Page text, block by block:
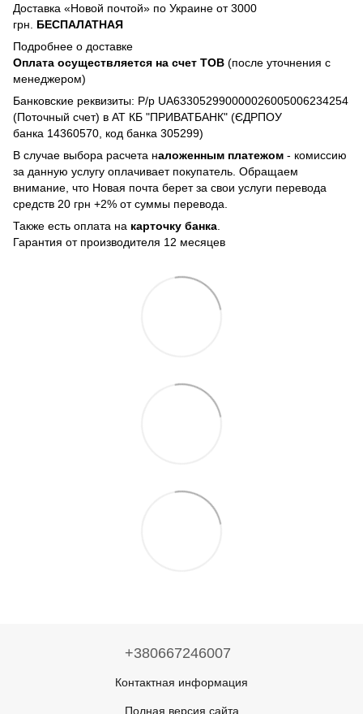
Доставка «Новой почтой» по Украине от 3000
грн. БЕСПАЛАТНАЯ
Подробнее о доставке
Оплата осуществляется на счет TOB (после уточнения с
менеджером)
Банковские реквизиты: Р/р UA633052990000026005006234254
(Поточный счет) в АТ КБ "ПРИВАТБАНК" (ЄДРПОУ
банка 14360570, код банка 305299)
В случае выбора расчета наложенным платежом - комиссию
за данную услугу оплачивает покупатель. Обращаем
внимание, что Новая почта берет за свои услуги перевода
средств 20 грн +2% от суммы перевода.
Также есть оплата на карточку банка
Гарантия от производителя 12 месяцев
+380667246007
Контактная информация
Полная версия сайта